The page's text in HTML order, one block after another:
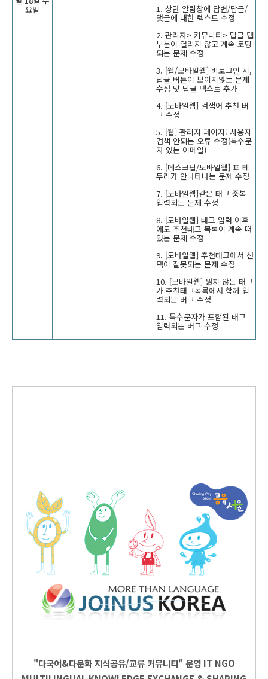
요일 1. 상단 알림창에 답변/답글/
댓글에 대한 텍스트 수정
2. 관리자> 커뮤니티> 답글 탭
부분이 열리지 않고 계속 로딩
되는 문제 수정
3. [웹/모바일웹] 비로그인 시,
답글 버튼이 보이지않는 문제
수정 및 답글 텍스트 추가
4. [모바일웹] 검색어 추천 버
그 수정
5. [웹] 관리자 페이지: 사용자
검색 안되는 오류 수정(특수문
자 있는 이메일)
6. [데스크탑/모바일웹] 표 테
두리가 안나타나는 문제 수정
7. [모바일웹]같은 태그 중복
입력되는 문제 수정
8. [모바일웹] 태그 입력 이후
에도 추천태그 목록이 계속 떠
있는 문제 수정
9. [모바일웹] 추천태그에서 선
택이 잘못되는 문제 수정
10. [모바일웹] 원치 않는 태그
가 추천태그목록에서 함께 입
력되는 버그 수정
11. 특수문자가 포함된 태그
입력되는 버그 수정
"다국어&다문화 지식공유/교류 커뮤니티" 운영 IT NGO